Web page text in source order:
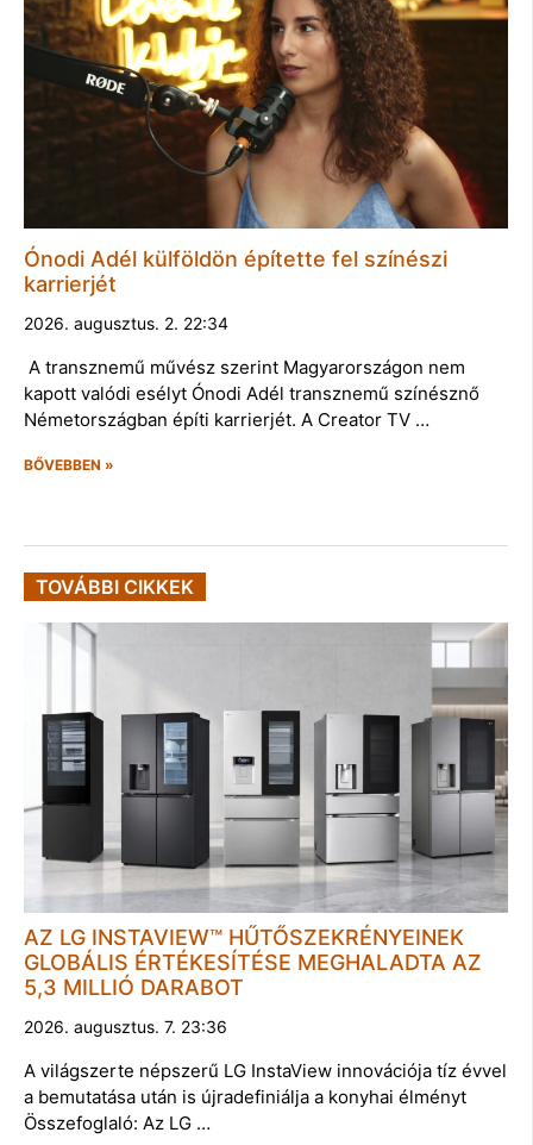
Ónodi Adél külföldön építette fel színészi
karrierjét
2026. augusztus. 2. 22:34
A transznemű művész szerint Magyarországon nem
kapott valódi esélyt Ónodi Adél transznemű színésznő
Németországban építi karrierjét. A Creator TV …
BŐVEBBEN »
TOVÁBBI CIKKEK
AZ LG INSTAVIEW™ HŰTŐSZEKRÉNYEINEK
GLOBÁLIS ÉRTÉKESÍTÉSE MEGHALADTA AZ
5,3 MILLIÓ DARABOT
2026. augusztus. 7. 23:36
A világszerte népszerű LG InstaView innovációja tíz évvel
a bemutatása után is újradefiniálja a konyhai élményt
Összefoglaló: Az LG …